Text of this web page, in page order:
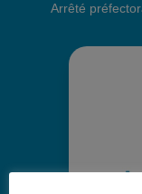
Arrêté